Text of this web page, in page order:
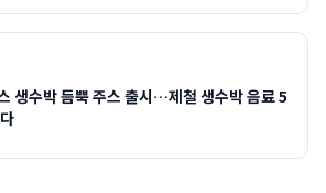
생수박 듬뿍 주스 출시…제철 생수박 음료 5